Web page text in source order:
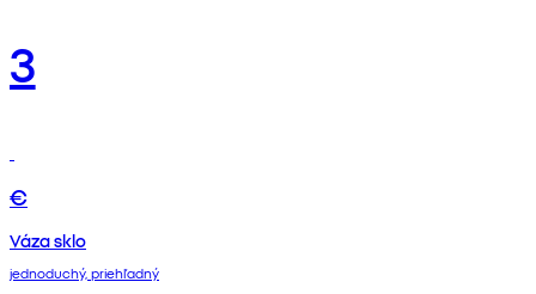
3
€
Váza sklo
jednoduchý, priehľadný